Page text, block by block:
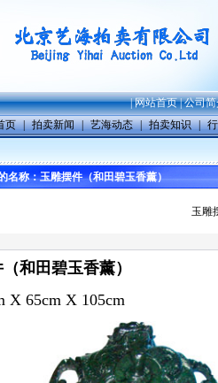
|网站首页|公司
页 | 拍卖新闻 | 艺海动态 | 拍卖知识 |
名称：玉雕摆件（和田碧玉香薰）
玉雕
和田碧玉香薰）
X 65cm X 105cm